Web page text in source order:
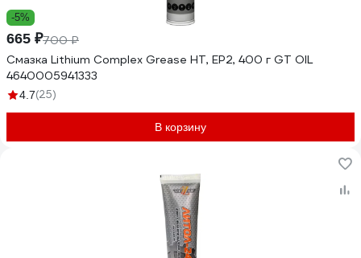
-5%
665 ₽700 ₽
Смазка Lithium Complex Grease HT, EP2, 400 г GT OIL
4640005941333
4.7(25)
В корзину